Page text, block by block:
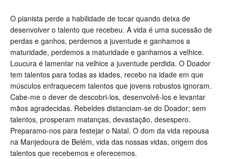
O pianista perde a habilidade de tocar quando deixa de
desenvolver o talento que recebeu. A vida é uma sucessão de
perdas e ganhos, perdemos a juventude e ganhamos a
maturidade, perdemos a maturidade e ganhamos a velhice.
Loucura é lamentar na velhice a juventude perdida. O Doador
tem talentos para todas as idades, recebo na idade em que
músculos enfraquecem talentos que jovens robustos ignoram.
Cabe-me o dever de descobri-los, desenvolvê-los e levantar
mãos agradecidas. Rebeldes distanciam-se do Doador; sem
talentos, prosperam matanças, devastação, desespero.
Preparamo-nos para festejar o Natal. O dom da vida repousa
na Manjedoura de Belém, vida das nossas vidas, origem dos
talentos que recebemos e oferecemos.